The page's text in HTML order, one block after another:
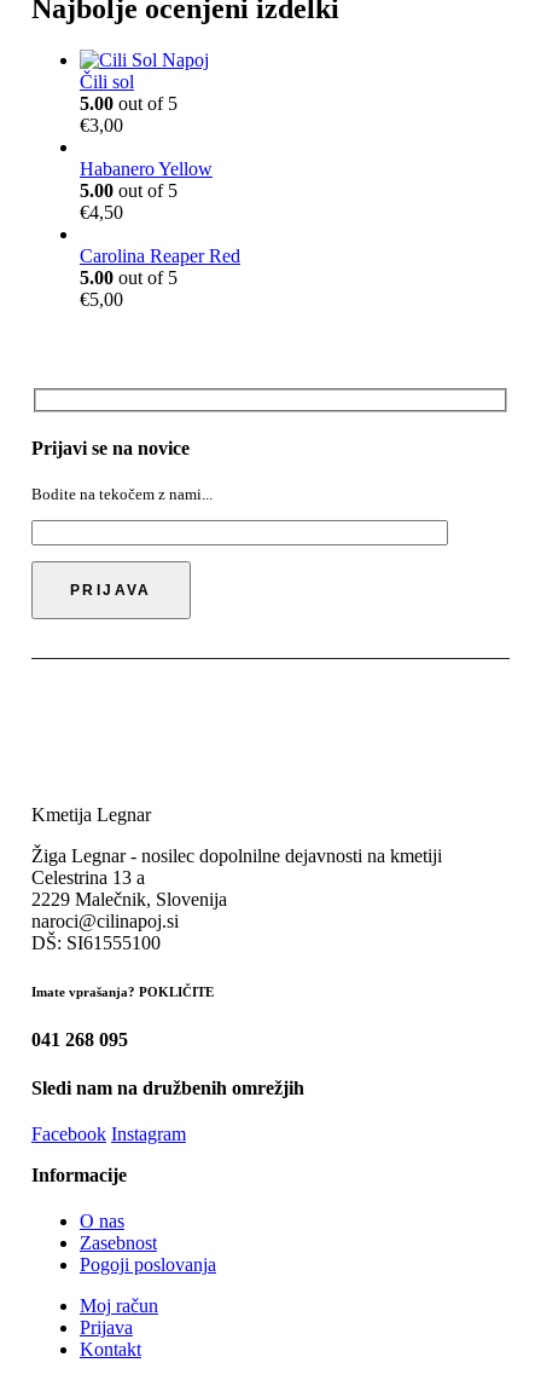
,
0
.
.
Najbolje ocenjeni izdelki
Čili sol
5.00out of 5
€3,00
Habanero Yellow
5.00out of 5
€4,50
Carolina Reaper Red
5.00out of 5
€5,00
Prijavi se na novice
Bodite na tekočem z nami...
Kmetija Legnar
Žiga Legnar - nosilec dopolnilne dejavnosti na kmetiji
Celestrina 13 a
2229 Malečnik, Slovenija
naroci@cilinapoj.si
DŠ: SI61555100
Imate vprašanja? POKLIČITE
041 268 095
Sledi nam na družbenih omrežjih
Facebook Instagram
Informacije
O nas
Zasebnost
Pogoji poslovanja
Moj račun
Prijava
Kontakt